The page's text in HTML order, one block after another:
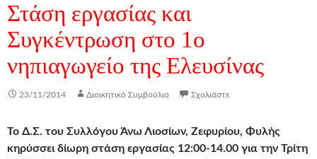
Στάση εργασίας και
Συγκέντρωση στο 1o
νηπιαγωγείο της Ελευσίνας
23/11/2014 Διοικητικό Συμβούλιο Σχολιάστε
Το Δ.Σ. του Συλλόγου Άνω Λιοσίων, Ζεφυρίου, Φυλής
κηρύσσειδίωρη στάση εργασίας 12:00-14.00 για την Τρίτη